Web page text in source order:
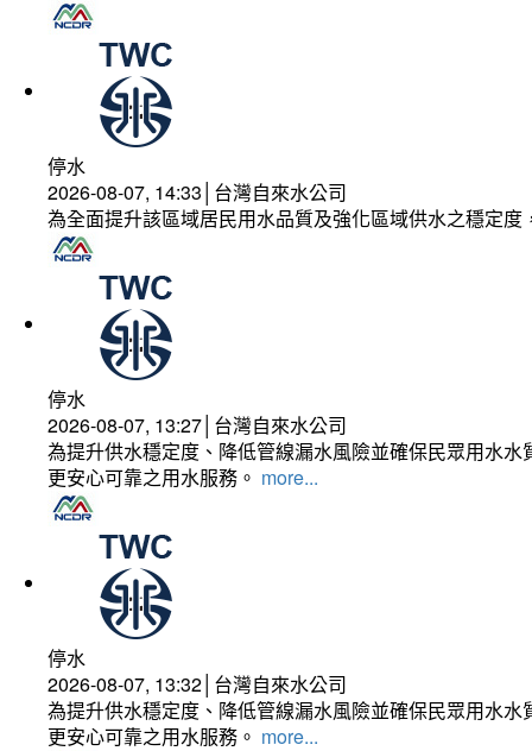
停水
2026-08-07, 14:33│台灣自來水公司
為全面提升該區域居民用水品質及強化區域供水之穩定
停水
2026-08-07, 13:27│台灣自來水公司
為提升供水穩定度、降低管線漏水風險並確保民眾用水
更安心可靠之用水服務。 more...
停水
2026-08-07, 13:32│台灣自來水公司
為提升供水穩定度、降低管線漏水風險並確保民眾用水
更安心可靠之用水服務。 more...